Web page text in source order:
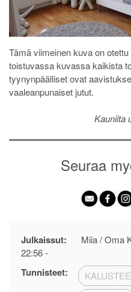
Tämä viimeinen kuva on
toistuvassa kuvassa kaikista
tyynynpäälliset ovat
vaaleanpunaiset jutut.
Kauniita
Seuraa
Julkaissut: Miia / Oma
22:56-
Tunnisteet: